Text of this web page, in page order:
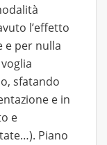
l’effetto
e per nulla
sfatando
e in
e
Piano